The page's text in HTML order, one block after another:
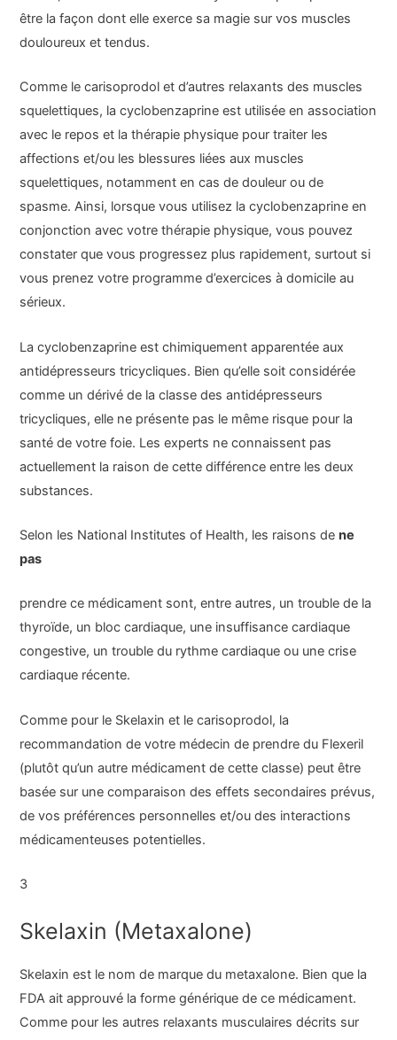
être la façon dont elle exerce sa magie sur vos muscles
douloureux et tendus.
Comme le carisoprodol et d’autres relaxants des muscles
squelettiques, la cyclobenzaprine est utilisée en association
avec le repos et la thérapie physique pour traiter les
affections et/ou les blessures liées aux muscles
squelettiques, notamment en cas de douleur ou de
spasme. Ainsi, lorsque vous utilisez la cyclobenzaprine en
conjonction avec votre thérapie physique, vous pouvez
constater que vous progressez plus rapidement, surtout si
vous prenez votre programme d’exercices à domicile au
sérieux.
La cyclobenzaprine est chimiquement apparentée aux
antidépresseurs tricycliques. Bien qu’elle soit considérée
comme un dérivé de la classe des antidépresseurs
tricycliques, elle ne présente pas le même risque pour la
santé de votre foie. Les experts ne connaissent pas
actuellement la raison de cette différence entre les deux
substances.
Selon les National Institutes of Health, les raisons dene
pas
prendre ce médicament sont, entre autres, un trouble de la
thyroïde, un bloc cardiaque, une insuffisance cardiaque
congestive, un trouble du rythme cardiaque ou une crise
cardiaque récente.
Comme pour le Skelaxin et le carisoprodol, la
recommandation de votre médecin de prendre du Flexeril
(plutôt qu’un autre médicament de cette classe) peut être
basée sur une comparaison des effets secondaires prévus,
de vos préférences personnelles et/ou des interactions
médicamenteuses potentielles.
3
Skelaxin (Metaxalone)
Skelaxin est le nom de marque du metaxalone. Bien que la
FDA ait approuvé la forme générique de ce médicament.
Comme pour les autres relaxants musculaires décrits sur